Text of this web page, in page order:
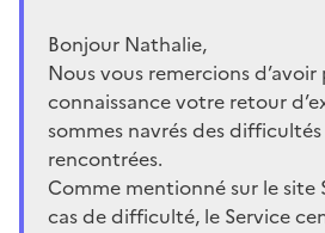
Bonjour Nathalie,
Nous vous remercions
connaissance votre retour
sommes navrés des
rencontrées.
Comme mentionné sur le site
cas de difficulté, le Service